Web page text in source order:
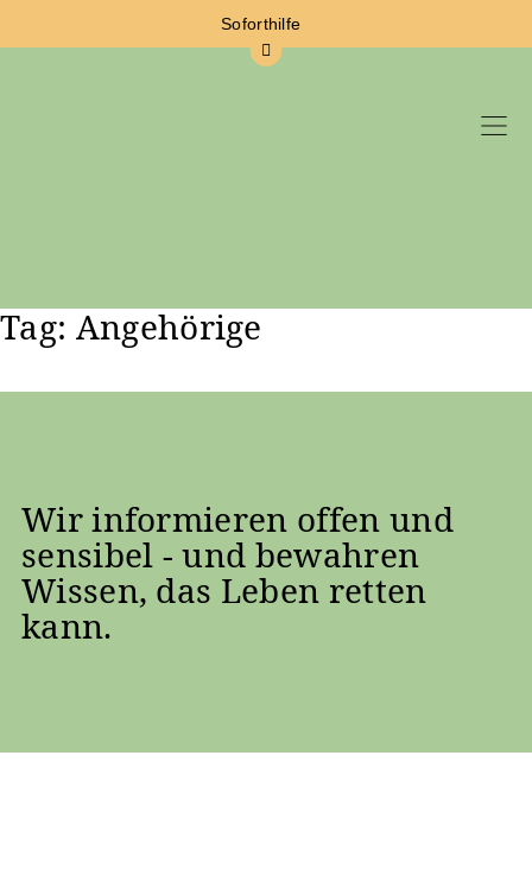
Zum Hauptinhalt springen
Soforthilfe
Tag: Angehörige
Wir informieren offen und
sensibel - und bewahren
Wissen, das Leben retten
kann.